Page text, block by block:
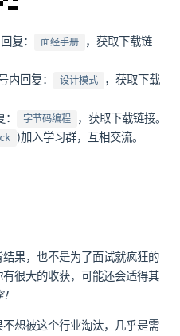
复： 面经手册
，获取下载链
内回复： 设计模式
，获取下载
字节码编程
，获取下载链接。
)加入学习群，互相交流。
果，也不是为了面试就疯狂的
很大的收获，可能还会适得其
想被这个行业淘汰，几乎是需